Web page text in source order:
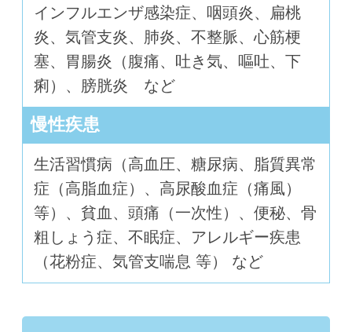
インフルエンザ感染症、咽頭炎、扁桃
炎、気管支炎、肺炎、不整脈、心筋梗
塞、胃腸炎（腹痛、吐き気、嘔吐、下
痢）、膀胱炎 など
慢性疾患
生活習慣病（高血圧、糖尿病、脂質異常
症（高脂血症）、高尿酸血症（痛風）
等）、貧血、頭痛（一次性）、便秘、骨
粗しょう症、不眠症、アレルギー疾患
（花粉症、気管支喘息 等） など